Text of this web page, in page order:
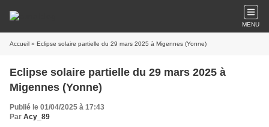
MENU
Accueil » Eclipse solaire partielle du 29 mars 2025 à Migennes (Yonne)
Eclipse solaire partielle du 29 mars 2025 à
Migennes (Yonne)
Publié le 01/04/2025 à 17:43
Par Acy_89